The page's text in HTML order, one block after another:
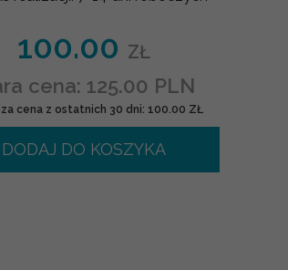
100.00 ZŁ
cena: 125.00 PLN
cena z ostatnich 30 dni: 100.00 ZŁ
DODAJ DO KOSZYKA